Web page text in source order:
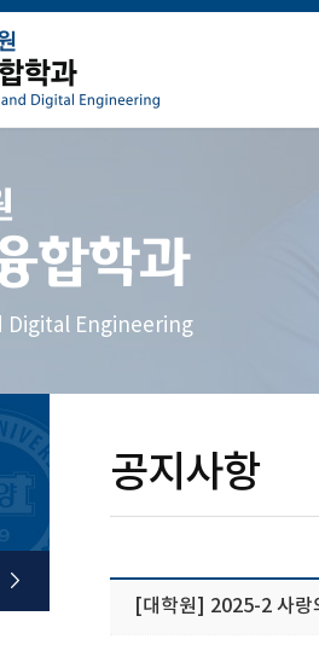
합학과
Digital Engineering
공지사항
[대학원] 2025-2 사랑